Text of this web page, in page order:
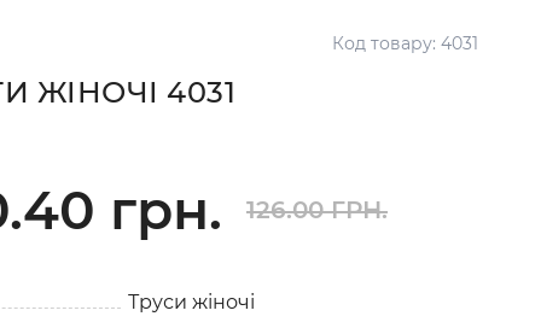
Код товару: 4031
ЖІНОЧІ 4031
грн. 126.00 ГРН.
Труси жіночі